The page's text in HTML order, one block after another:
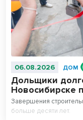
06.08.2026 ДОМ
Дольщики
Новосибирске
Завершения
больше десяти лет.